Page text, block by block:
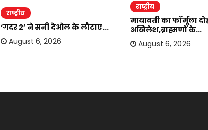
राष्ट्रीय
‘गदर 2’ ने सनी देओल के लौटाए...
August 6, 2026
राष्ट्रीय
मायावती का फॉर्मूला
अखिलेश,ब्राह्मणों के...
August 6, 2026